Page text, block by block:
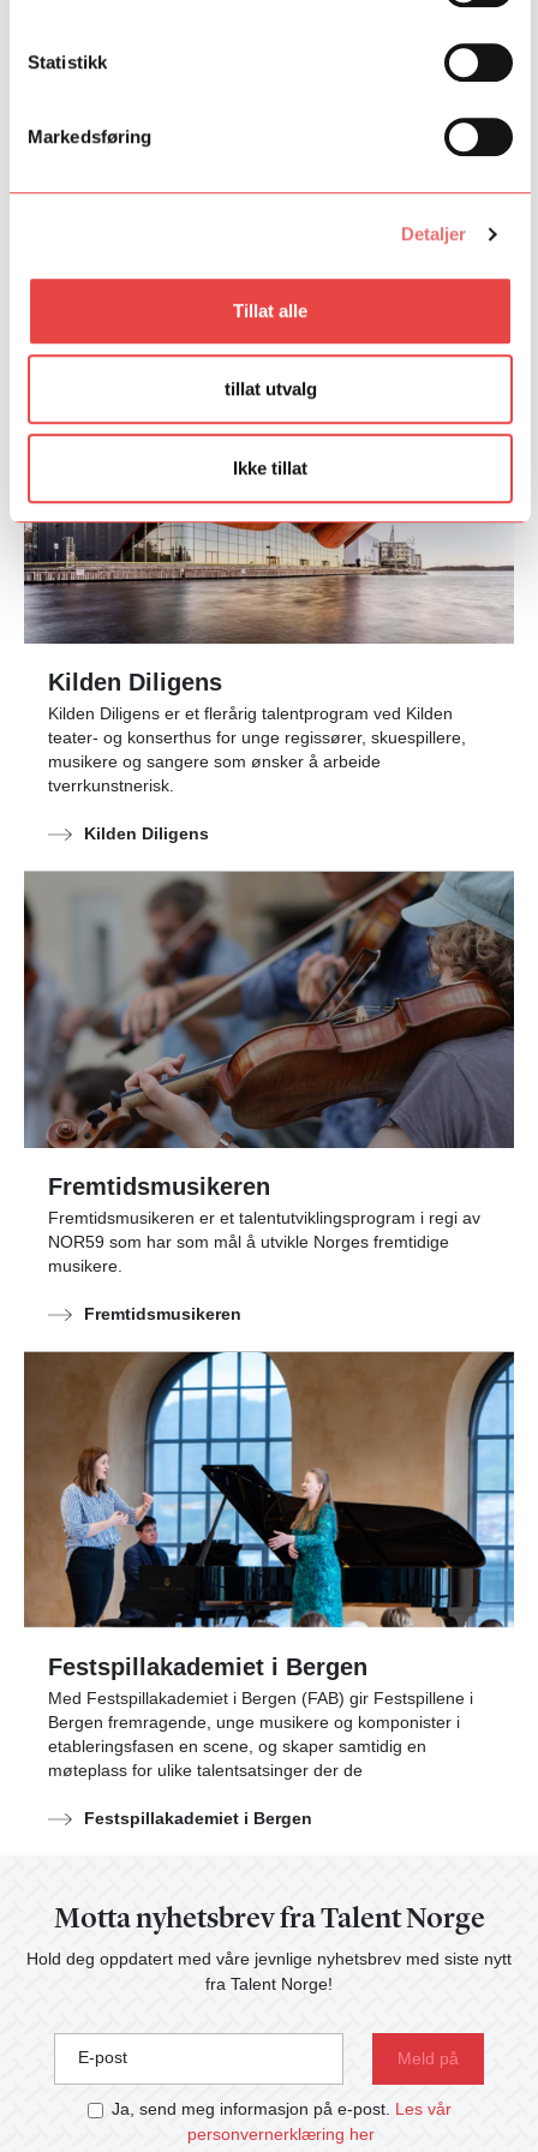
Statistikk
Markedsføring
Detaljer
Tillat alle
tillat utvalg
Ikke tillat
Ingrid Ose, Maria Ose (fløyte), Emilie Ravn Jensen (horn),
Ja
Kilden Diligens
Kilden Diligens er et flerårig talentprogram ved Kilden
teater- og konserthus for unge regissører, skuespillere,
musikere og sangere som ønsker å arbeide
tverrkunstnerisk.
Kilden Diligens
Fremtidsmusikeren
Fremtidsmusikeren er et talentutviklingsprogram i regi av
NOR59 som har som mål å utvikle Norges fremtidige
musikere.
Fremtidsmusikeren
Festspillakademiet i Bergen
Med Festspillakademiet i Bergen (FAB) gir Festspillene i
Bergen fremragende, unge musikere og komponister i
etableringsfasen en scene, og skaper samtidig en
møteplass for ulike talentsatsinger der de
Festspillakademiet i Bergen
Motta nyhetsbrev fra Talent Norge
Hold deg oppdatert med våre jevnlige nyhetsbrev med siste nytt
fra Talent Norge!
E-post
Ja, send meg informasjon på e-post. Les vår
personvernerklæring her